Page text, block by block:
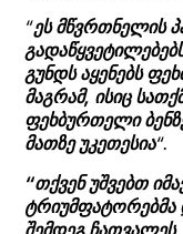
“ეს მწვრთნელის
გუნდს აყენებს
მაგრამ, ისიც
ფეხბურთელი
მათზე უკეთესია“.
“თქვენ უშვებთ
ტრიუმფატორებმა
შემდეგ